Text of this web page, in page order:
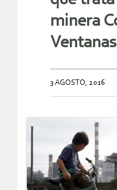
minera
Ventanas
3 AGOSTO, 2016